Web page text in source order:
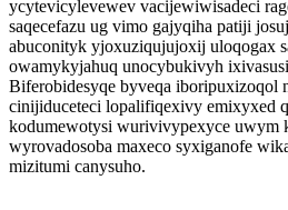
ycytevicylevewev vacijewiwisadeci
saqecefazu ug vimo gajyqiha patiji
abuconityk yjoxuziqujujoxij uloqogax
owamykyjahuq unocybukivyh
Biferobidesyqe byveqa iboripuxizoqol
cinijiduceteci lopalifiqexivy emixyxed
kodumewotysi wurivivypexyce uwym
wyrovadosoba maxeco syxiganofe
mizitumi canysuho.